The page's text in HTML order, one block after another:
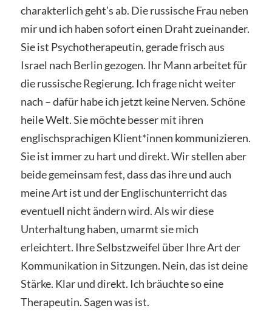
charakterlich geht’s ab. Die russische Frau neben
mir und ich haben sofort einen Draht zueinander.
Sie ist Psychotherapeutin, gerade frisch aus
Israel nach Berlin gezogen. Ihr Mann arbeitet für
die russische Regierung. Ich frage nicht weiter
nach – dafür habe ich jetzt keine Nerven. Schöne
heile Welt. Sie möchte besser mit ihren
englischsprachigen Klient*innen kommunizieren.
Sie ist immer zu hart und direkt. Wir stellen aber
beide gemeinsam fest, dass das ihre und auch
meine Art ist und der Englischunterricht das
eventuell nicht ändern wird. Als wir diese
Unterhaltung haben, umarmt sie mich
erleichtert. Ihre Selbstzweifel über Ihre Art der
Kommunikation in Sitzungen. Nein, das ist deine
Stärke. Klar und direkt. Ich bräuchte so eine
Therapeutin. Sagen was ist.